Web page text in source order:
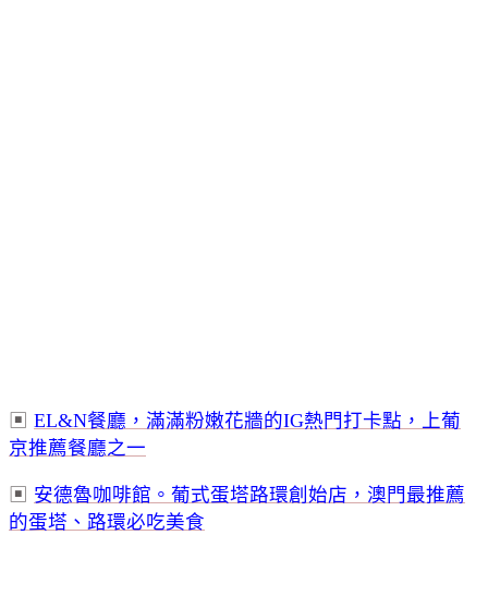
▣ EL&N餐廳，滿滿粉嫩花牆的IG熱門打卡點，上葡
京推薦餐廳之一
▣ 安德魯咖啡館。葡式蛋塔路環創始店，澳門最推薦
的蛋塔、路環必吃美食